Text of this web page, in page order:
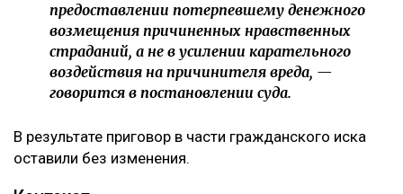
предоставлении потерпевшему денежного
возмещения причиненных нравственных
страданий, а не в усилении карательного
воздействия на причинителя вреда, —
говорится в постановлении суда.
В результате приговор в части гражданского иска
оставили без изменения.